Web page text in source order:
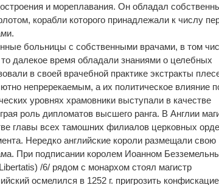
и мореплавания. Он обладал
корабли которого принадлежали к числу
больницы с собственными врачами, в том
далекое время обладали знаниями о целебных
в своей врачебной практике экстракты
непререкаемым, а их политическое влияние
уровнях храмовники выступали в качестве
роль дипломатов высшего ранга. В Англии
главы всех тамошних филиалов церковных
Нередко английские короли размещали свою
При подписании королем Иоанном
/6/ рядом с монархом стоял магистр
осмелился в 1252 г. пригрозить